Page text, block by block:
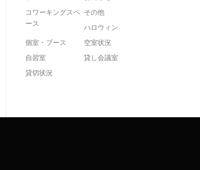
コワーキングスペ
ース
その他
ハロウィン
個室・ブース
空室状況
自習室
貸し会議室
貸切状況